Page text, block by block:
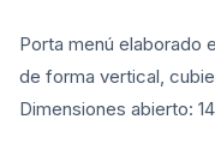
Porta menú elaborado
de forma vertical,
Dimensiones abierto: